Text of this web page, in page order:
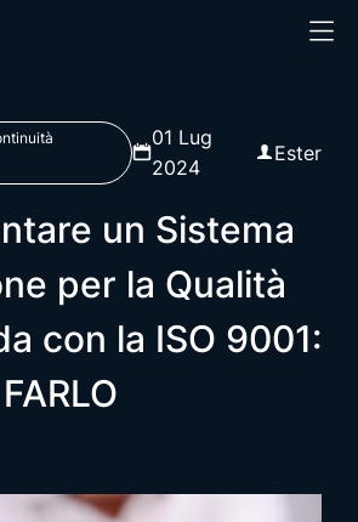
01 Lug
2024
Ester
un Sistema
per la Qualità
con la ISO 9001: